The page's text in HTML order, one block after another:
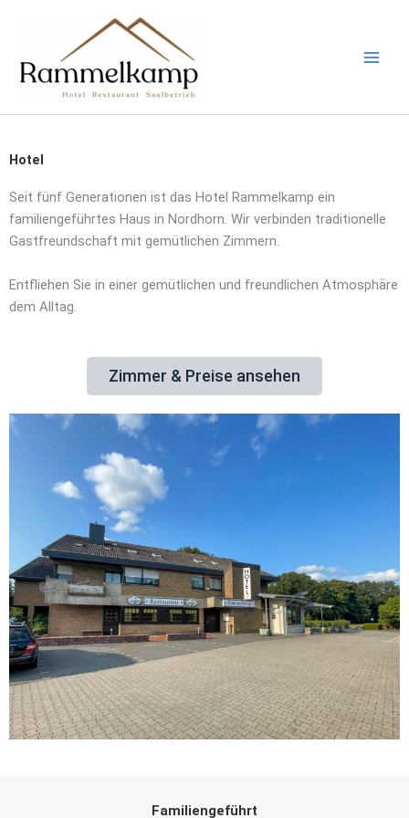
Hotel
Seit fünf Generationen ist das Hotel Rammelkamp ein
familiengeführtes Haus in Nordhorn. Wir verbinden traditionelle
Gastfreundschaft mit gemütlichen Zimmern.
Entfliehen Sie in einer gemütlichen und freundlichen Atmosphäre
dem Alltag.
Zimmer & Preise ansehen
Familiengeführt